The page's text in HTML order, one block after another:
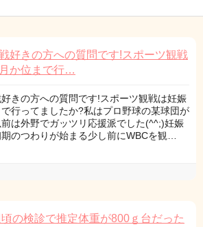
好きの方への質問です!スポーツ観戦
か位まで行…
きの方への質問です!スポーツ観戦は妊娠
行ってましたか?私はプロ野球の某球団が
は外野でガッツリ応援派でした(^^;)妊娠
のつわりが始まる少し前にWBCを観…
の検診で推定体重が800ｇ台だった